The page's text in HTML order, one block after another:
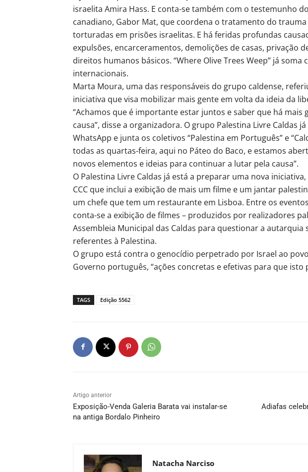
israelita Amira Hass. E conta-se também com o testemunho
canadiano, Gabor Mat, que coordena o tratamento do
torturadas em prisões israelitas. E há feridas profundas
expulsões, encarceramentos, demolições de casas, privação
direitos humanos básicos. “Where Olive Trees Weep” já soma
internacionais.
Marta Moura, uma das responsáveis do grupo caldense,
iniciativa que visa mobilizar mais gente em volta da ideia da
“Achamos que é importante estar juntos e saber que há mais
causa”, disse a organizadora. O grupo Palestina Livre Caldas
WhatsApp e junta os coletivos “Palestina em Português” e
todas as quartas-feira, aqui no Páteo do Baco, e estamos
novos elementos e ideias para continuar a lutar pela causa”.
O Palestina Livre Caldas já está a preparar uma nova
CCC que inclui a exibição de mais um filme e um jantar
um chefe que tem um restaurante em Lisboa. Entre os
conta-se a exibição de filmes – produzidos por realizadores
Assembleia Municipal das Caldas para questionar a autarquia
referentes à Palestina.
O grupo está contra o genocídio perpetrado por Israel ao
Governo português, “ações concretas e efetivas para que isto
TAGS Edição 5562
Artigo anterior
Exposição-Venda Galeria Barata vai instalar-se
na antiga Bordalo Pinheiro
Adiafas
Natacha Narciso